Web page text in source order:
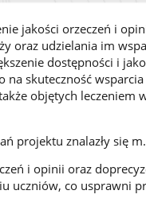
jakości orzeczeń i
oraz udzielania im
dostępności i
na skuteczność
objętych
projektu znalazły się
i opinii oraz
uczniów, co usprawni